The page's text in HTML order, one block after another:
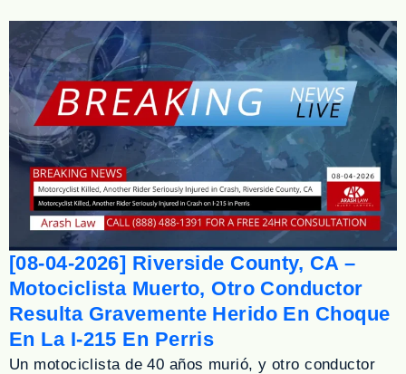
[08-04-2026] Riverside County, CA –
Motociclista Muerto, Otro Conductor
Resulta Gravemente Herido En Choque
En La I-215 En Perris
Un motociclista de 40 años murió, y otro conductor